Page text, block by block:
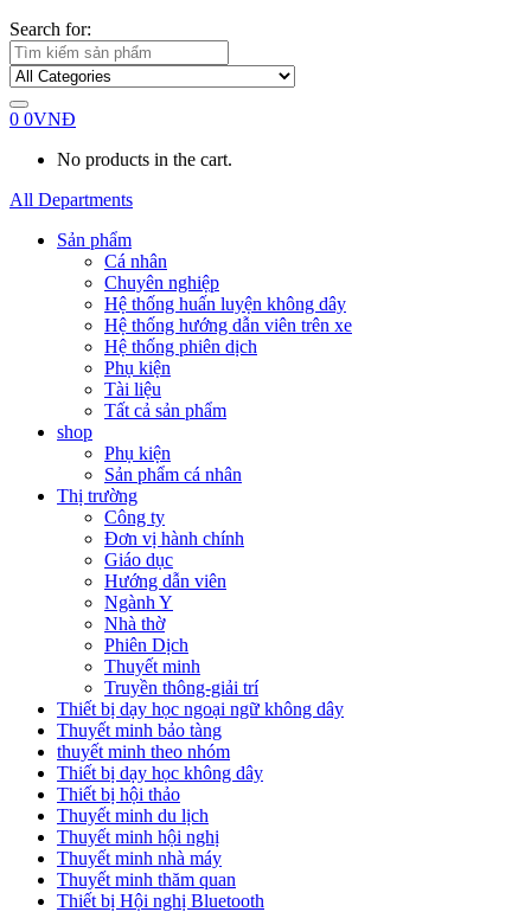
Search for:
0 0VNĐ
No products in the cart.
All Departments
Sản phẩm
Cá nhân
Chuyên nghiệp
Hệ thống huấn luyện không dây
Hệ thống hướng dẫn viên trên xe
Hệ thống phiên dịch
Phụ kiện
Tài liệu
Tất cả sản phẩm
shop
Phụ kiện
Sản phẩm cá nhân
Thị trường
Công ty
Đơn vị hành chính
Giáo dục
Hướng dẫn viên
Ngành Y
Nhà thờ
Phiên Dịch
Thuyết minh
Truyền thông-giải trí
Thiết bị dạy học ngoại ngữ không dây
Thuyết minh bảo tàng
thuyết minh theo nhóm
Thiết bị dạy học không dây
Thiết bị hội thảo
Thuyết minh du lịch
Thuyết minh hội nghị
Thuyết minh nhà máy
Thuyết minh thăm quan
Thiết bị Hội nghị Bluetooth